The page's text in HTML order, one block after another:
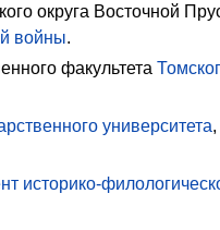
округа Восточной
войны.
факультета
университета,
историко-